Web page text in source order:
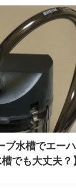
ブ水槽でエー
でも大丈夫？】